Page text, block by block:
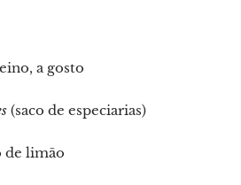
a gosto
(saco de especiarias)
de limão